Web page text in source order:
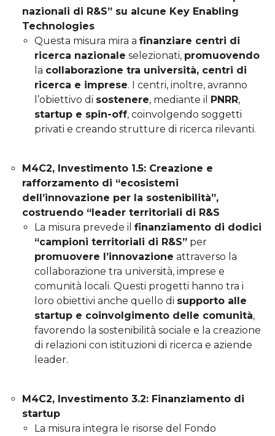
nazionali di R&S” su alcune Key Enabling
Technologies
Questa misura mira a finanziare centri di
ricerca nazionale selezionati, promuovendo
la collaborazione tra università, centri di
ricerca e imprese. I centri, inoltre, avranno
l’obiettivo di sostenere, mediante il PNRR,
startup e spin-off, coinvolgendo soggetti
privati e creando strutture di ricerca rilevanti.
M4C2, Investimento 1.5: Creazione e
rafforzamento di “ecosistemi
dell’innovazione per la sostenibilità”,
costruendo “leader territoriali di R&S
La misura prevede il finanziamento di dodici
“campioni territoriali di R&S” per
promuovere l’innovazione attraverso la
collaborazione tra università, imprese e
comunità locali. Questi progetti hanno tra i
loro obiettivi anche quello di supporto alle
startup e coinvolgimento delle comunità,
favorendo la sostenibilità sociale e la creazione
di relazioni con istituzioni di ricerca e aziende
leader.
M4C2, Investimento 3.2: Finanziamento di
startup
La misura integra le risorse del Fondo